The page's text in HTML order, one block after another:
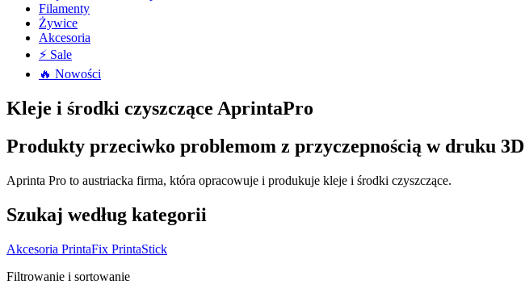
Filamenty
Żywice
Akcesoria
⚡ Sale
🔥 Nowości
Kleje i środki czyszczące AprintaPro
Produkty przeciwko problemom z przyczepnością w druku 3D
Aprinta Pro to austriacka firma, która opracowuje i produkuje kleje i środki czyszczące.
Szukaj według kategorii
Akcesoria PrintaFix PrintaStick
Filtrowanie i sortowanie